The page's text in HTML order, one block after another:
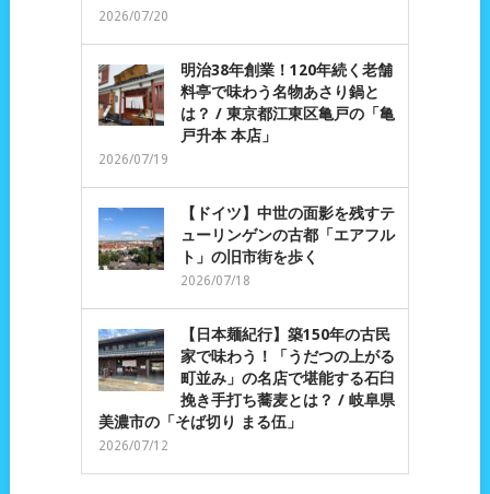
2026/07/20
明治38年創業！120年続く老舗
料亭で味わう名物あさり鍋と
は？ / 東京都江東区亀戸の「亀
戸升本 本店」
2026/07/19
【ドイツ】中世の面影を残すテ
ューリンゲンの古都「エアフル
ト」の旧市街を歩く
2026/07/18
【日本麺紀行】築150年の古民
家で味わう！「うだつの上がる
町並み」の名店で堪能する石臼
挽き手打ち蕎麦とは？ / 岐阜県
美濃市の「そば切り まる伍」
2026/07/12